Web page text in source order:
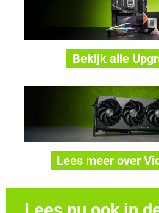
Bekijk alle
Lees meer over